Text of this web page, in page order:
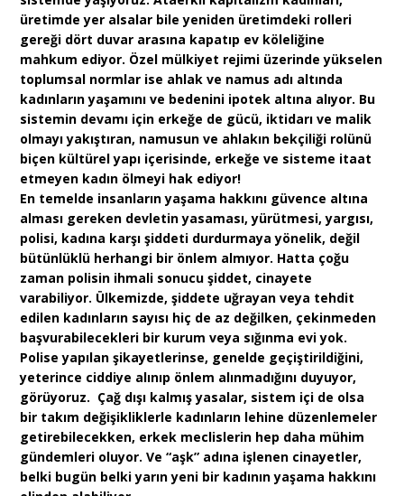
üretimde yer alsalar bile yeniden üretimdeki rolleri
gereği dört duvar arasına kapatıp ev köleliğine
mahkum ediyor. Özel mülkiyet rejimi üzerinde yükselen
toplumsal normlar ise ahlak ve namus adı altında
kadınların yaşamını ve bedenini ipotek altına alıyor. Bu
sistemin devamı için erkeğe de gücü, iktidarı ve malik
olmayı yakıştıran, namusun ve ahlakın bekçiliği rolünü
biçen kültürel yapı içerisinde, erkeğe ve sisteme itaat
etmeyen kadın ölmeyi hak ediyor!
En temelde insanların yaşama hakkını güvence altına
alması gereken devletin yasaması, yürütmesi, yargısı,
polisi, kadına karşı şiddeti durdurmaya yönelik, değil
bütünlüklü herhangi bir önlem almıyor. Hatta çoğu
zaman polisin ihmali sonucu şiddet, cinayete
varabiliyor. Ülkemizde, şiddete uğrayan veya tehdit
edilen kadınların sayısı hiç de az değilken, çekinmeden
başvurabilecekleri bir kurum veya sığınma evi yok.
Polise yapılan şikayetlerinse, genelde geçiştirildiğini,
yeterince ciddiye alınıp önlem alınmadığını duyuyor,
görüyoruz. Çağ dışı kalmış yasalar, sistem içi de olsa
bir takım değişikliklerle kadınların lehine düzenlemeler
getirebilecekken, erkek meclislerin hep daha mühim
gündemleri oluyor. Ve “aşk” adına işlenen cinayetler,
belki bugün belki yarın yeni bir kadının yaşama hakkını